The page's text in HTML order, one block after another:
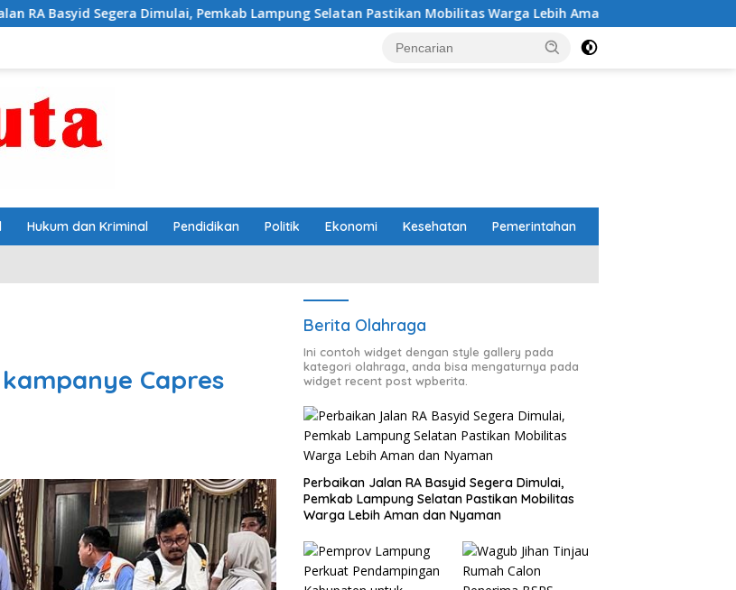
Dimulai, Pemkab Lampung Selatan Pastikan Mobilitas Warga Lebih Aman dan Nyaman
Hukum dan Kriminal Pendidikan Politik Ekonomi Kesehatan Pemerintahan
Capres
Berita Olahraga
Ini contoh widget dengan style gallery pada
kategori olahraga, anda bisa mengaturnya pada
widget recent post wpberita.
Perbaikan Jalan RA Basyid Segera Dimulai,
Pemkab Lampung Selatan Pastikan Mobilitas
Warga Lebih Aman dan Nyaman